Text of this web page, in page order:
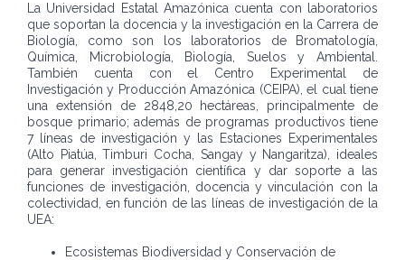
La Universidad Estatal Amazónica cuenta con laboratorios
que soportan la docencia y la investigación en la Carrera de
Biología, como son los laboratorios de Bromatología,
Química, Microbiología, Biología, Suelos y Ambiental.
También cuenta con el Centro Experimental de
Investigación y Producción Amazónica (CEIPA), el cual tiene
una extensión de 2848,20 hectáreas, principalmente de
bosque primario; además de programas productivos tiene
7 líneas de investigación y las Estaciones Experimentales
(Alto Piatúa, Timburi Cocha, Sangay y Nangaritza), ideales
para generar investigación científica y dar soporte a las
funciones de investigación, docencia y vinculación con la
colectividad, en función de las líneas de investigación de la
UEA:
Ecosistemas Biodiversidad y Conservación de